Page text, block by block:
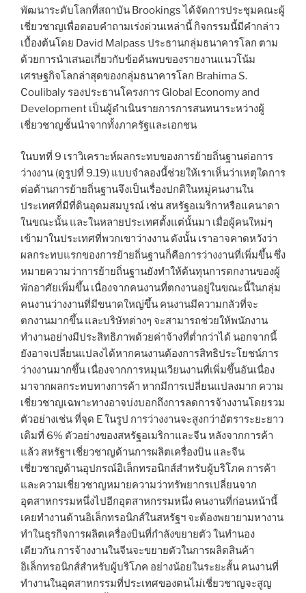
พัฒนาระดับโลกที่สถาบัน Brookings ได้จัดการประชุมคณะผู้
เชี่ยวชาญเพื่อตอบคำถามเร่งด่วนเหล่านี้ กิจกรรมนี้มีคำกล่าว
เบื้องต้นโดย David Malpass ประธานกลุ่มธนาคารโลก ตาม
ด้วยการนำเสนอเกี่ยวกับข้อค้นพบของรายงานแนวโน้ม
เศรษฐกิจโลกล่าสุดของกลุ่มธนาคารโลก Brahima S.
Coulibaly รองประธานโครงการ Global Economy and
Development เป็นผู้ดำเนินรายการการสนทนาระหว่างผู้
เชี่ยวชาญชั้นนำจากทั้งภาครัฐและเอกชน
ในบทที่ 9 เราวิเคราะห์ผลกระทบของการย้ายถิ่นฐานต่อการ
ว่างงาน (ดูรูปที่ 9.19) แบบจำลองนี้ช่วยให้เราเห็นว่าเหตุใดการ
ต่อต้านการย้ายถิ่นฐานจึงเป็นเรื่องปกติในหมู่คนงานใน
ประเทศที่มีที่ดินอุดมสมบูรณ์ เช่น สหรัฐอเมริกาหรือแคนาดา
ในขณะนั้น และในหลายประเทศตั้งแต่นั้นมา เมื่อผู้คนใหม่ๆ
เข้ามาในประเทศที่พวกเขาว่างงาน ดังนั้น เราอาจคาดหวังว่า
ผลกระทบแรกของการย้ายถิ่นฐานก็คือการว่างงานที่เพิ่มขึ้น ซึ่ง
หมายความว่าการย้ายถิ่นฐานยังทำให้ต้นทุนการตกงานของผู้
พักอาศัยเพิ่มขึ้น เนื่องจากคนงานที่ตกงานอยู่ในขณะนี้ในกลุ่ม
คนงานว่างงานที่มีขนาดใหญ่ขึ้น คนงานมีความกลัวที่จะ
ตกงานมากขึ้น และบริษัทต่างๆ จะสามารถช่วยให้พนักงาน
ทำงานอย่างมีประสิทธิภาพด้วยค่าจ้างที่ต่ำกว่าได้ นอกจากนี้
ยังอาจเปลี่ยนแปลงได้หากคนงานต้องการสิทธิประโยชน์การ
ว่างงานมากขึ้น เนื่องจากการหมุนเวียนงานที่เพิ่มขึ้นอันเนื่อง
มาจากผลกระทบทางการค้า หากมีการเปลี่ยนแปลงมาก ความ
เชี่ยวชาญเฉพาะทางอาจบ่งบอกถึงการลดการจ้างงานโดยรวม
ตัวอย่างเช่น ที่จุด E ในรูป การว่างงานจะสูงกว่าอัตราระยะยาว
เดิมที่ 6% ตัวอย่างของสหรัฐอเมริกาและจีน หลังจากการค้า
แล้ว สหรัฐฯ เชี่ยวชาญด้านการผลิตเครื่องบิน และจีน
เชี่ยวชาญด้านอุปกรณ์อิเล็กทรอนิกส์สำหรับผู้บริโภค การค้า
และความเชี่ยวชาญหมายความว่าทรัพยากรเปลี่ยนจาก
อุตสาหกรรมหนึ่งไปอีกอุตสาหกรรมหนึ่ง คนงานที่ก่อนหน้านี้
เคยทำงานด้านอิเล็กทรอนิกส์ในสหรัฐฯ จะต้องพยายามหางาน
ทำในธุรกิจการผลิตเครื่องบินที่กำลังขยายตัว ในทำนอง
เดียวกัน การจ้างงานในจีนจะขยายตัวในการผลิตสินค้า
อิเล็กทรอนิกส์สำหรับผู้บริโภค อย่างน้อยในระยะสั้น คนงานที่
ทำงานในอุตสาหกรรมที่ประเทศของตนไม่เชี่ยวชาญจะสูญ